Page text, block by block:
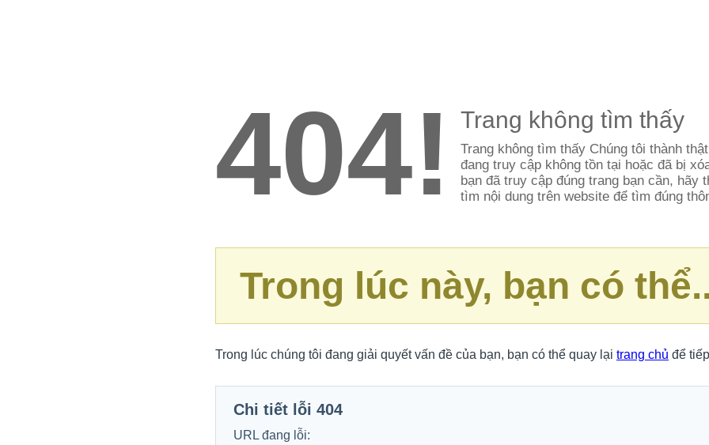
404! Trang không tìm thấy
Trang không tìm thấy Chúng tôi thành
đang truy cập không tồn tại hoặc đã bị
bạn đã truy cập đúng trang bạn cần, hãy
tìm nội dung trên website để tìm đúng
Trong lúc này, bạn có
Trong lúc chúng tôi đang giải quyết vấn đề của bạn, bạn có thể quay lại trang chủ để
Chi tiết lỗi 404
URL đang lỗi: